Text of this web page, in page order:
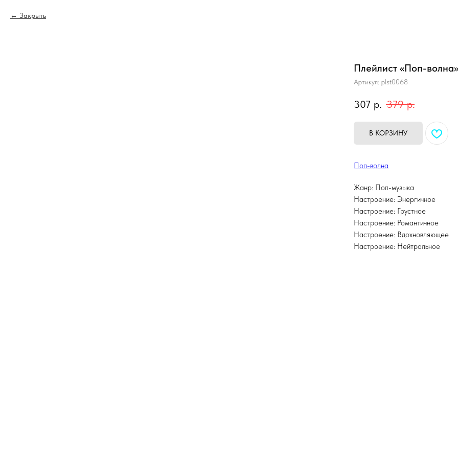
Закрыть
Плейлист «Поп-волна»
Артикул: plst0068
307 р. 379 р.
В КОРЗИНУ
Поп-волна
Жанр: Поп-музыка
Настроение: Энергичное
Настроение: Грустное
Настроение: Романтичное
Настроение: Вдохновляющее
Настроение: Нейтральное